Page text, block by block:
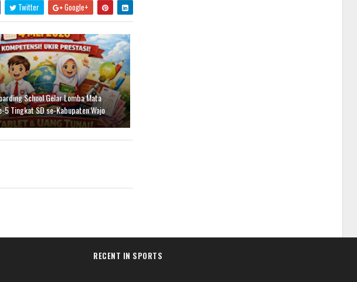
Twitter Google+
School Gelar Lomba Mata
5 Tingkat SD se-Kabupaten Wajo
RECENT IN SPORTS